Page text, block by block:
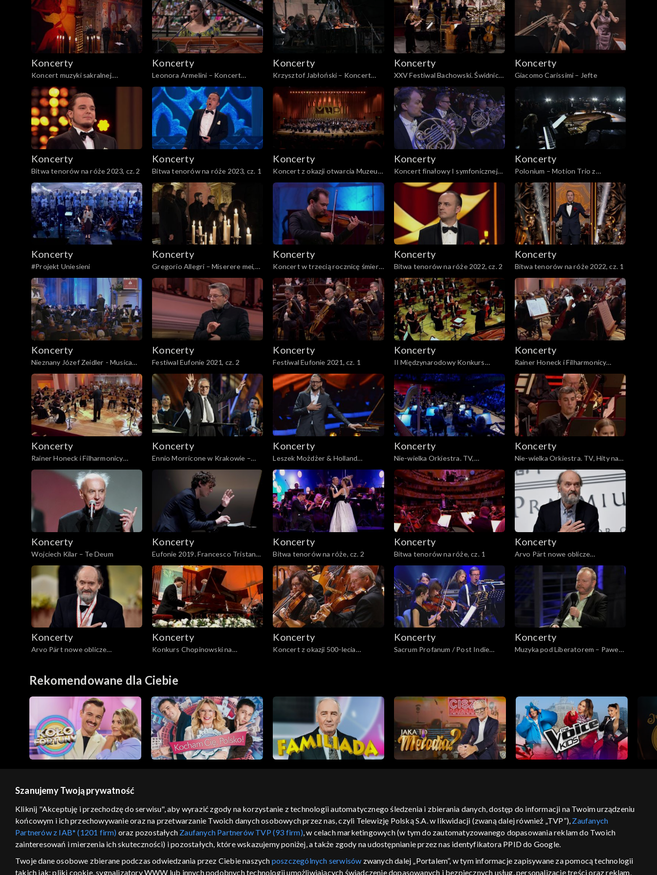
muzyka klasyczna
Collegium 1704, Václav Luks
Koncerty
Koncert muzyki sakralnej.
Twórczość Mikołaja Dyleckiego
Koncerty
Leonora Armelini – Koncert
Chopinowski w Łazienkach
Królewskich w Warszawie
Koncerty
Krzysztof Jabłoński – Koncert
Chopinowski w Łazienkach
Królewskich w Warszawie
Koncerty
XXV Festiwal Bachowski. Świdnica
2024 – koncert Akademii
Bachowskiej i Marka
Toporowskiego
Koncerty
Giacomo Carissimi – Jefte
Koncerty
Bitwa tenorów na róże 2023, cz. 2
Koncerty
Bitwa tenorów na róże 2023, cz. 1
Koncerty
Koncert z okazji otwarcia Muzeum
Historii Polski
Koncerty
Koncert finałowy I symfonicznej
trasy koncertowej Narodowej
Orkiestry Dętej
Koncerty
Polonium – Motion Trio z
gościnnym udziałem Leszka
Możdżera
Koncerty
#Projekt Uniesieni
Koncerty
Gregorio Allegri – Miserere mei,
Deus
Koncerty
Koncert w trzecią rocznicę śmierci
Krzysztofa Pendereckiego
Koncerty
Bitwa tenorów na róże 2022, cz. 2
Koncerty
Bitwa tenorów na róże 2022, cz. 1
Koncerty
Nieznany Józef Zeidler - Musica
Sacromontana 2019
Koncerty
Festiwal Eufonie 2021, cz. 2
Koncerty
Festiwal Eufonie 2021, cz. 1
Koncerty
II Międzynarodowy Konkurs
Muzyki Polskiej im. St. Moniuszki
Rzeszów 2021 – koncert
laureatów
Koncerty
Rainer Honeck i Filharmonicy
Śląscy − Symfonia C-dur
„Jowiszowa” KV 551 W. A.
Mozarta
Koncerty
Rainer Honeck i Filharmonicy
Śląscy − V Koncert skrzypcowy A-
dur KV 219 W. A. Mozarta
Koncerty
Ennio Morricone w Krakowie –
koncert muzyki filmowej
Koncerty
Leszek Możdżer & Holland
Baroque
Koncerty
Nie-wielka Orkiestra. TV,
Muzyczny świat baśni
Koncerty
Nie-wielka Orkiestra. TV, Hity nad
hitami
Koncerty
Wojciech Kilar – Te Deum
Koncerty
Eufonie 2019. Francesco Tristano
– Conversations with Wojciech
Kilar
Koncerty
Bitwa tenorów na róże, cz. 2
Koncerty
Bitwa tenorów na róże, cz. 1
Koncerty
Arvo Pärt nowe oblicze
współczesnej duchowości, cz. 2
Koncerty
Arvo Pärt nowe oblicze
Koncerty
Konkurs Chopinowski na
Koncerty
Koncert z okazji 500-lecia
Koncerty
Sacrum Profanum / Post Indie
Koncerty
Muzyka pod Liberatorem – Paweł
Rekomendowane dla Ciebie
GEOLOKALIZACJA
ŁĄCZYSZ SIĘ SPOZA POLSKI
regulamin serwisu cennik polityka prywatności moje zgody pomoc kontakt voucher dostępność informacje o dostawcy usług
Szanujemy Twoją prywatność
Kliknij "Akceptuję i przechodzę do serwisu", aby wyrazić zgody na korzystanie z technologii automatycznego śledzenia i zbierania danych, dostęp do informacji na Twoim urządzeniu
końcowym i ich przechowywanie oraz na przetwarzanie Twoich danych osobowych przez nas, czyli Telewizję Polską S.A. w likwidacji (zwaną dalej również „TVP”), Zaufanych
Partnerów z IAB* (1201 firm) oraz pozostałych Zaufanych Partnerów TVP (93 firm), w celach marketingowych (w tym do zautomatyzowanego dopasowania reklam do Twoich
zainteresowań i mierzenia ich skuteczności) i pozostałych, które wskazujemy poniżej, a także zgody na udostępnianie przez nas identyfikatora PPID do Google.
Twoje dane osobowe zbierane podczas odwiedzania przez Ciebie naszych poszczególnych serwisów zwanych dalej „Portalem”, w tym informacje zapisywane za pomocą technologii
takich jak: pliki cookie, sygnalizatory WWW lub innych podobnych technologii umożliwiających świadczenie dopasowanych i bezpiecznych usług, personalizację treści oraz reklam,